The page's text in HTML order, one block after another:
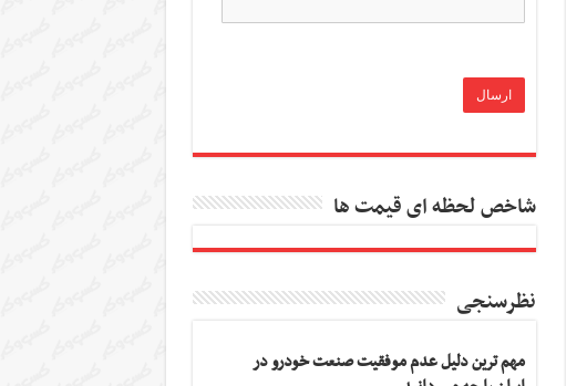
شاخص لحظه ای قیمت ها
نظرسنجی
مهم ترین دلیل عدم موفقیت صنعت خودرو در